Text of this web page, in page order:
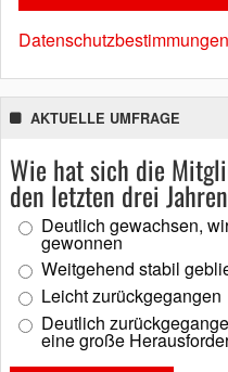
Datenschutzbestimmungen
AKTUELLE UMFRAGE
Wie hat sich die
den letzten drei
Deutlich gewachsen,
gewonnen
Weitgehend stabil
Leicht zurückgegangen
Deutlich
eine große